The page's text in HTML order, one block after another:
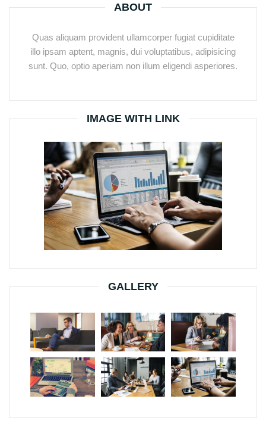
ABOUT
Quas aliquam provident ullamcorper fugiat cupiditate
illo ipsam aptent, magnis, dui voluptatibus, adipisicing
sunt. Quo, optio aperiam non illum eligendi asperiores.
IMAGE WITH LINK
GALLERY